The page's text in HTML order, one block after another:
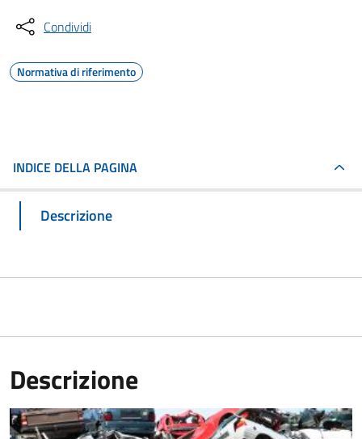
Condividi
Normativa di riferimento
INDICE DELLA PAGINA
Descrizione
Descrizione